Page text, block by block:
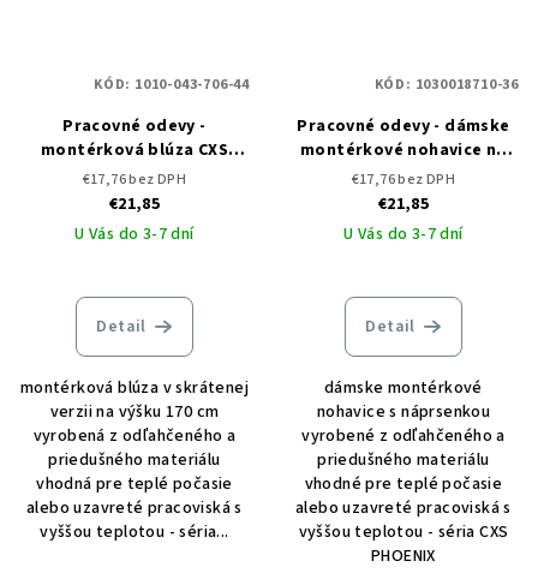
Pracovné odevy -
montérková blúza CXS
PHOENIX PERSEUS skrátená
€17,76 bez DPH
€21,85
U Vás do 3-7 dní
Detail
montérková blúza v skrátenej
verzii na výšku 170 cm
vyrobená z odľahčeného a
priedušného materiálu
vhodná pre teplé počasie
alebo uzavreté pracoviská s
vyššou teplotou - séria...
KÓD: 1010-043-706-44
Pracovné odevy - dámske
montérkové nohavice na
traky CXS PHOENIX HEKATE
€17,76 bez DPH
€21,85
U Vás do 3-7 dní
Detail
dámske montérkové
nohavice s náprsenkou
vyrobené z odľahčeného a
priedušného materiálu
vhodné pre teplé počasie
alebo uzavreté pracoviská s
vyššou teplotou - séria CXS
PHOENIX
KÓD: 1030018710-36